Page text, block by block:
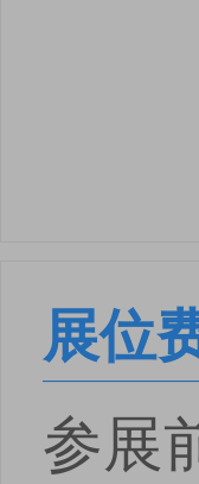
展位
参展